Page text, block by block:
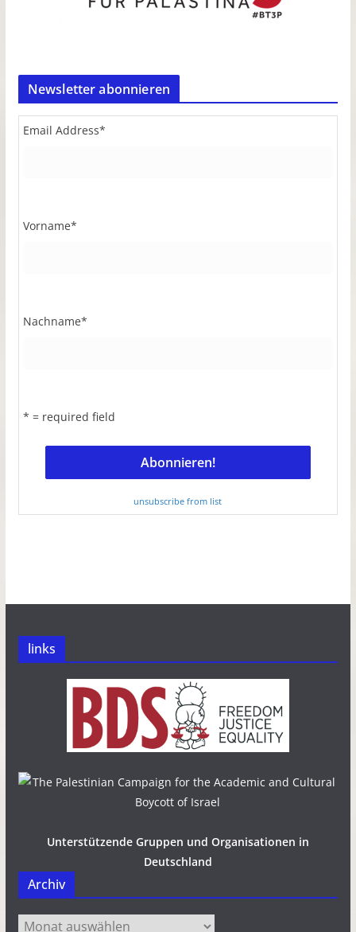
Newsletter abonnieren
Email Address*
Vorname*
Nachname*
* = required field
unsubscribe from list
links
Unterstützende Gruppen und Organisationen in
Deutschland
Archiv
Archiv